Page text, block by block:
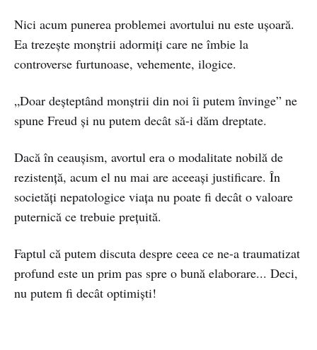
Nici acum punerea problemei avortului nu este ușoară.
Ea trezește monștrii adormiți care ne îmbie la
controverse furtunoase, vehemente, ilogice.
„Doar deșteptând monștrii din noi îi putem învinge” ne
spune Freud și nu putem decât să-i dăm dreptate.
Dacă în ceaușism, avortul era o modalitate nobilă de
rezistență, acum el nu mai are aceeași justificare. În
societăți nepatologice viața nu poate fi decât o valoare
puternică ce trebuie prețuită.
Faptul că putem discuta despre ceea ce ne-a traumatizat
profund este un prim pas spre o bună elaborare... Deci,
nu putem fi decât optimiști!